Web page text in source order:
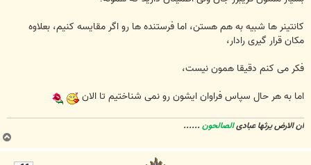
کانتینر ها شبیه به هم هستن، اما فرستنده ها رو اگر مقایسه کنیم، بعلاوه
مکان قرار گیری رادار،
فکر می کنم دقیقا همون نیست،
اما به هر حال سپاس فراوان ایشون رو نمی شناختیم تا الان
ان الارض یرثها عبادیالصالحون ......